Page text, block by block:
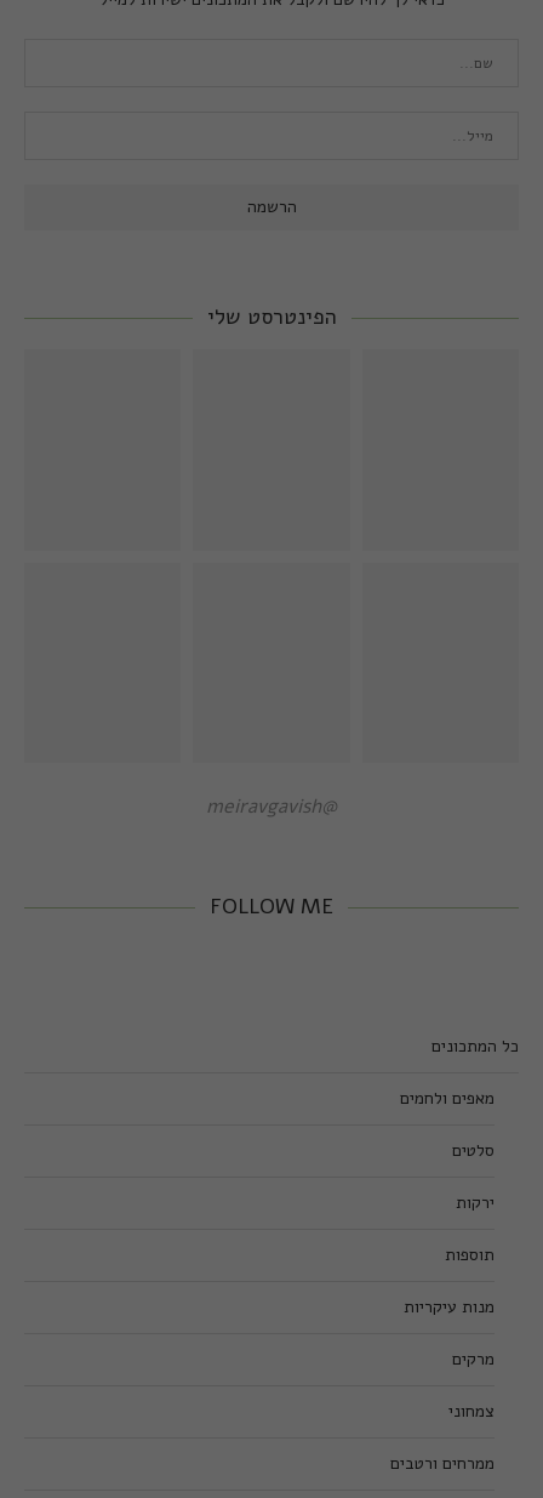
הפינטרסט שלי
@meiravgavish
FOLLOW ME
כל המתכונים
מאפים ולחמים
סלטים
ירקות
תוספות
מנות עיקריות
מרקים
צמחוני
ממרחים ורטבים